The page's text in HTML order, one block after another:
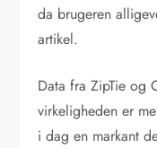
da brugeren
artikel.
Data fra ZipTie og
virkeligheden er
i dag en markant